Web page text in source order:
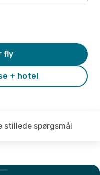
+ hotel
fly
stillede spørgsmål